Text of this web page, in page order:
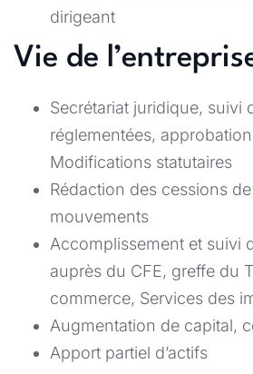
dirigeant
Vie de
Secrétariat juridique, suivi
réglementées,
Modifications statutaires
Rédaction des cessions
mouvements
Accomplissement et suivi
auprès du CFE, greffe du
commerce, Services des
Augmentation de capital,
Apport partiel d’actifs